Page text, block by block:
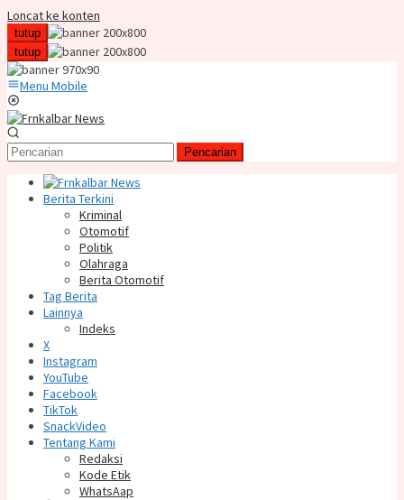
Loncat ke konten
tutup
tutup
Menu Mobile
Pencarian
Berita Terkini
Kriminal
Otomotif
Politik
Olahraga
Berita Otomotif
Tag Berita
Lainnya
Indeks
X
Instagram
YouTube
Facebook
TikTok
SnackVideo
Tentang Kami
Redaksi
Kode Etik
WhatsAap